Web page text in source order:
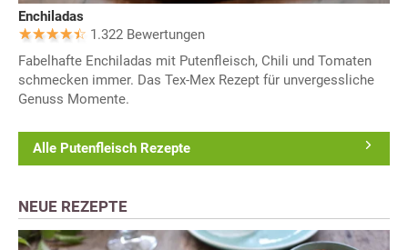
Enchiladas
1.322 Bewertungen
Fabelhafte Enchiladas mit Putenfleisch, Chili und Tomaten
schmecken immer. Das Tex-Mex Rezept für unvergessliche
Genuss Momente.
Alle Putenfleisch Rezepte
NEUE REZEPTE